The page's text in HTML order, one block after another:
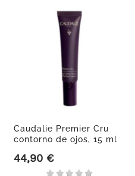
Caudalie Premier Cru
contorno de ojos, 15 ml
Precio
44,90 €